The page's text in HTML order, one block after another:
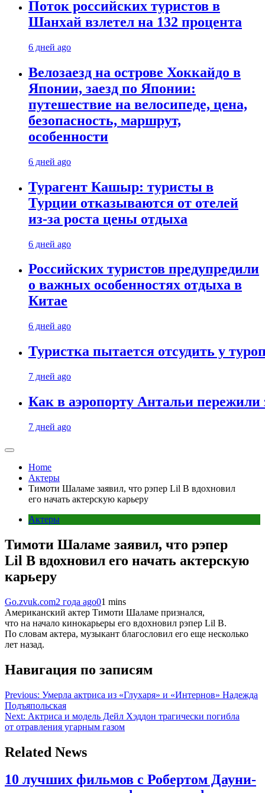
Поток российских туристов в
Шанхай взлетел на 132 процента
6 дней ago
Велозаезд на острове Хоккайдо в
Японии, заезд по Японии:
путешествие на велосипеде, цена,
безопасность, маршрут,
особенности
6 дней ago
Турагент Кашыр: туристы в
Турции отказываются от отелей
из-за роста цены отдыха
6 дней ago
Российских туристов предупредили
о важных особенностях отдыха в
Китае
6 дней ago
Туристка пытается отсудить у
7 дней ago
Как в аэропорту Антальи
7 дней ago
Home
Актеры
Тимоти Шаламе заявил, что рэпер Lil B вдохновил
его начать актерскую карьеру
Актеры
Тимоти Шаламе заявил, что рэпер
Lil B вдохновил его начать актерскую
карьеру
Go.zvuk.com2 года ago01 mins
Американский актер Тимоти Шаламе признался,
что на начало кинокарьеры его вдохновил рэпер Lil B.
По словам актера, музыкант благословил его еще несколько
лет назад.
Навигация по записям
Previous: Умерла актриса из «Глухаря» и «Интернов» Надежда
Подъяпольская
Next: Актриса и модель Дейл Хэддон трагически погибла
от отравления угарным газом
Related News
10 лучших фильмов с Робертом Дауни-